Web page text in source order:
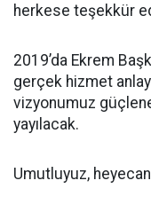
herkese teşekkür
2019’da Ekrem
gerçek hizmet
vizyonumuz
yayılacak.
Umutluyuz,